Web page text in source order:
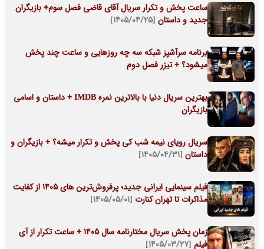
ساعت پخش و تکرار سریال آقای قاضی فصل سوم+ بازیگران
جدید و داستان [۱۴۰۵/۰۴/۲۵]
برنامه سرآشپز شبکه سه چه روزهایی و ساعت چند پخش
میشود؟ + تیزر فصل دوم
بهترین سریال دنیا با بالاترین نمره IMDB + داستان و اسامی
بازیگران
سریال رویای نیمه شب کی پخش و تکرار میشه؟ + بازیگران و
داستان [۱۴۰۵/۰۴/۳۱]
فیلم سینمایی ایرانی جدید؛ پرفروش‌ترین های ۱۴۰۵ از کفایت
مذاکرات تا تهران کنارت [۱۴۰۵/۰۵/۰۱]
زمان پخش سریال مختارنامه سال ۱۴۰۵ + ساعت تکرار از آی
فیلم [۱۴۰۵/۰۳/۲۷]